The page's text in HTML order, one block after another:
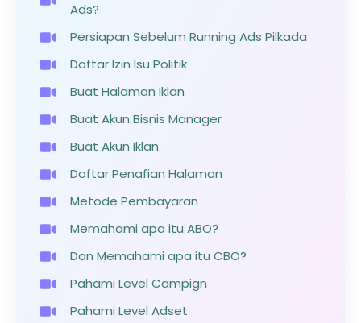
Ads?
Persiapan Sebelum Running Ads Pilkada
Daftar Izin Isu Politik
Buat Halaman Iklan
Buat Akun Bisnis Manager
Buat Akun Iklan
Daftar Penafian Halaman
Metode Pembayaran
Memahami apa itu ABO?
Dan Memahami apa itu CBO?
Pahami Level Campign
Pahami Level Adset